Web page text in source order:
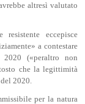
altresì valutato
eccepisce
a contestare
(«peraltro non
che la legittimità
2020.
per la natura